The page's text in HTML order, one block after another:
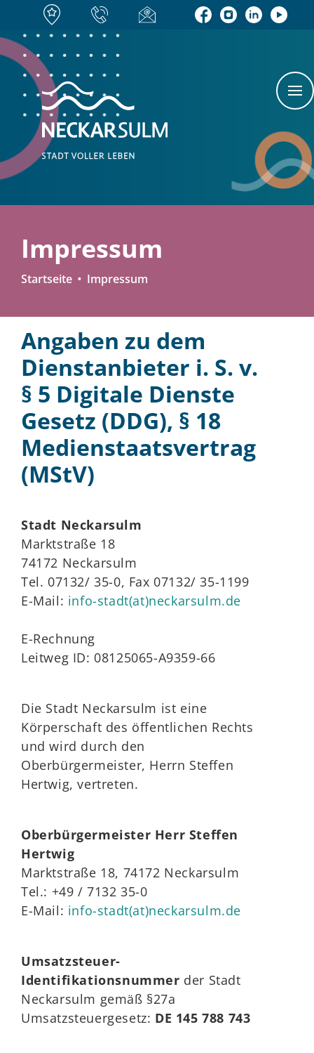
Impressum
Startseite Impressum
Angaben zu dem
Dienstanbieter i. S. v.
§ 5 Digitale Dienste
Gesetz (DDG), § 18
Medienstaatsvertrag
(MStV)
Stadt Neckarsulm
Marktstraße 18
74172 Neckarsulm
Tel. 07132/ 35-0, Fax 07132/ 35-1199
E-Mail: info-stadt(at)neckarsulm.de
E-Rechnung
Leitweg ID: 08125065-A9359-66
Die Stadt Neckarsulm ist eine
Körperschaft des öffentlichen Rechts
und wird durch den
Oberbürgermeister, Herrn Steffen
Hertwig, vertreten.
Oberbürgermeister Herr Steffen
Hertwig
Marktstraße 18, 74172 Neckarsulm
Tel.: +49 / 7132 35-0
E-Mail: info-stadt(at)neckarsulm.de
Umsatzsteuer-
Identifikationsnummer der Stadt
Neckarsulm gemäß §27a
Umsatzsteuergesetz: DE 145 788 743